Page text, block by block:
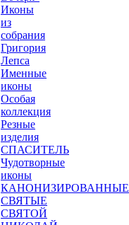
Иконы
из
собрания
Григория
Лепса
Именные
иконы
Особая
коллекция
Резные
изделия
СПАСИТЕЛЬ
Чудотворные
иконы
КАНОНИЗИРОВАННЫЕ
СВЯТЫЕ
СВЯТОЙ